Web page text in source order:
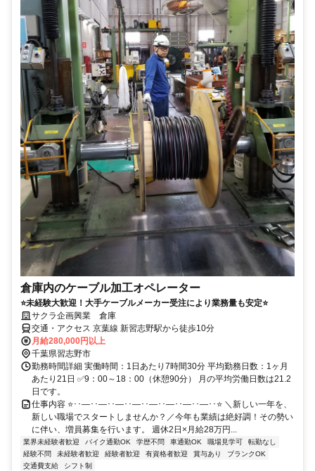
倉庫内のケーブル加工オペレーター
⭐未経験大歓迎！大手ケーブルメーカー受注により業務量も安定⭐
サクラ企画興業 倉庫
交通・アクセス 京葉線 新習志野駅から徒歩10分
月給280,000円以上
千葉県習志野市
勤務時間詳細 実働時間：1日あたり7時間30分 平均勤務日数：1ヶ月
あたり21日 ✅9：00～18：00（休憩90分） 月の平均労働日数は21.2
日です。
仕事内容 ⭐･･―･･―･･―･･―･･―･･―･･―･･―･･⭐ ＼新しい一年を、
新しい職場でスタートしませんか？／今年も業績は絶好調！その勢い
に伴い、増員募集を行います。 週休2日×月給28万円...
業界未経験者歓迎 バイク通勤OK 学歴不問 車通勤OK 職場見学可
転勤なし
経験不問
未経験者歓迎 経験者歓迎 有資格者歓迎 賞与あり
ブランクOK
交通費支給
シフト制